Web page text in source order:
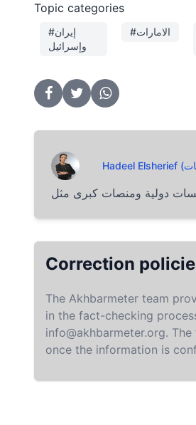
Topic categories
#إيران
وإسرائيل
#الامارات
Correction
The Akhbarmeter team
in the fact-checking
info@akhbarmeter.org.
once the information is